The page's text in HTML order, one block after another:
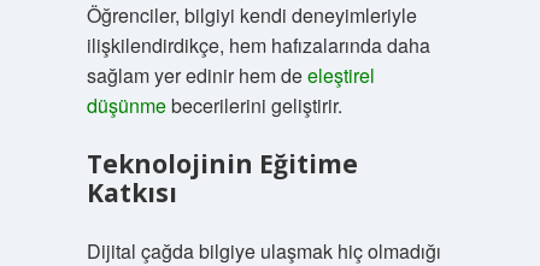
Öğrenciler, bilgiyi kendi deneyimleriyle
ilişkilendirdikçe, hem hafızalarında daha
sağlam yer edinir hem deeleştirel
düşünmebecerilerini geliştirir.
Teknolojinin Eğitime
Katkısı
Dijital çağda bilgiye ulaşmak hiç olmadığı